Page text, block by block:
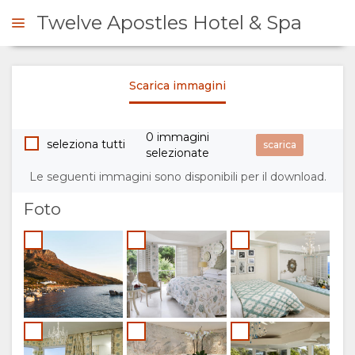
SOMMARIO
SU
NOI
SERVIZI
DOCUMENTAZIONE
GALLERIA
IMMAGINI
Twelve Apostles Hotel & Spa
Scarica immagini
seleziona tutti
0 immagini
selezionate
Le seguenti immagini sono disponibili per il download.
Foto